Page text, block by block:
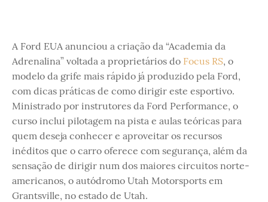
A Ford EUA anunciou a criação da “Academia da
Adrenalina” voltada a proprietários do Focus RS, o
modelo da grife mais rápido já produzido pela Ford,
com dicas práticas de como dirigir este esportivo.
Ministrado por instrutores da Ford Performance, o
curso inclui pilotagem na pista e aulas teóricas para
quem deseja conhecer e aproveitar os recursos
inéditos que o carro oferece com segurança, além da
sensação de dirigir num dos maiores circuitos norte-
americanos, o autódromo Utah Motorsports em
Grantsville, no estado de Utah.